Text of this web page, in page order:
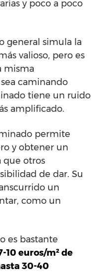
y poco a poco
general simula la
valioso, pero es
misma
caminando
tiene un ruido
amplificado.
permite
y obtener un
que otros
de dar. Su
un
como un
es bastante
10 euros/m² de
30-40